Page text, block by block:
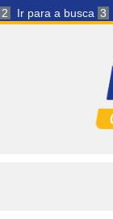
2 Ir para a busca 3